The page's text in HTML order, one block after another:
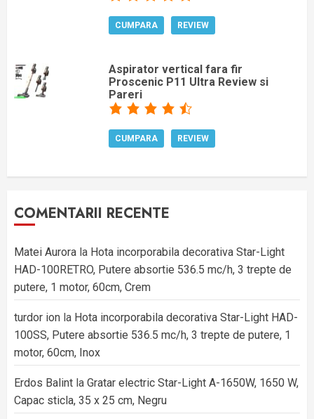
CUMPARA REVIEW
Aspirator vertical fara fir
Proscenic P11 Ultra Review si
Pareri
CUMPARA REVIEW
COMENTARII RECENTE
Matei Aurora la Hota incorporabila decorativa Star-Light
HAD-100RETRO, Putere absortie 536.5 mc/h, 3 trepte de
putere, 1 motor, 60cm, Crem
turdor ion la Hota incorporabila decorativa Star-Light HAD-
100SS, Putere absortie 536.5 mc/h, 3 trepte de putere, 1
motor, 60cm, Inox
Erdos Balint la Gratar electric Star-Light A-1650W, 1650 W,
Capac sticla, 35 x 25 cm, Negru